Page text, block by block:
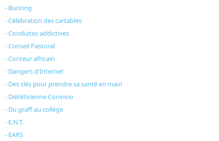
- Bunting
- Célébration des cartables
- Conduites addictives
- Conseil Pastoral
- Conteur africain
- Dangers d'Internet
- Des clés pour prendre sa santé en main
- Diététicienne Convivio
- Du graff au collège
- E.N.T.
- EARS